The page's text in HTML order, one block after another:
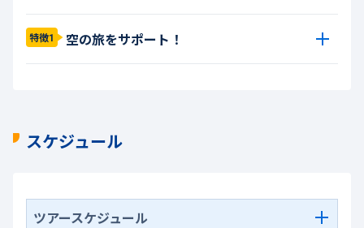
特徴1 空の旅をサポート！
スケジュール
ツアースケジュール